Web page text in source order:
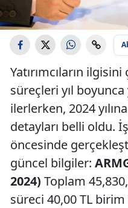
Yatırımcıların
süreçleri yıl
ilerlerken, 2024
detayları belli oldu.
öncesinde
güncel bilgiler:
2024) Toplam
süreci 40,00 TL